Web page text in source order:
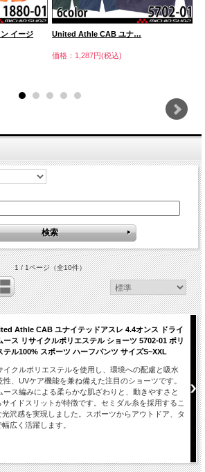
イージ
United Athle CAB ユナ…
価格：1,287円(税込)
1 / 1ページ（全10件）
Athle CAB ユナイテッドアスレ 4.4オンス ドライ
ース リサイクルポリエステル ショーツ 5702-01 ポリ
テル100% スポーツ ハーフパンツ サイズS~XXL
イクルポリエステルを使用し、環境への配慮と吸水
性、UVケア機能を兼ね備えた注目のショーツです。
ース編みによる柔らかな肌ざわりと、動きやすさと
イドスリットが特徴です。セミダル糸を採用するこ
沢感を実現しました。スポーツからアウトドア、タ
広く活躍します。